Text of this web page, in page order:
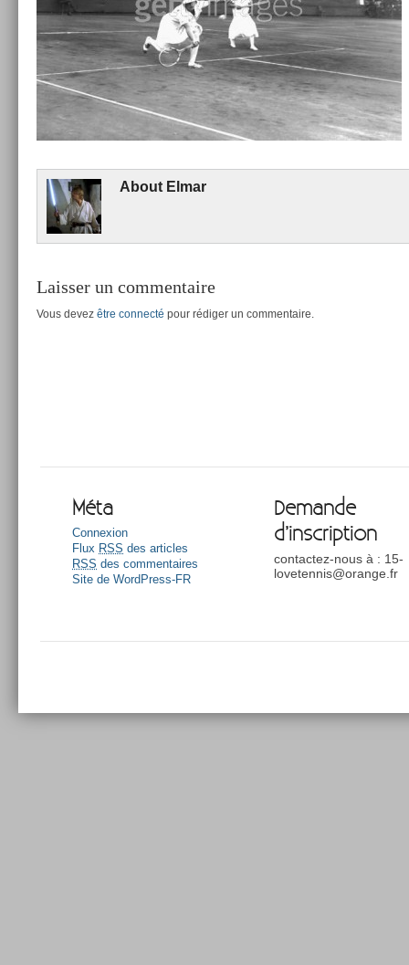
About Elmar
Laisser un commentaire
Vous devez être connecté pour rédiger un commentaire.
Méta
Connexion
Flux RSS des articles
RSS des commentaires
Site de WordPress-FR
Demande
d’inscription
contactez-nous à : 15-
lovetennis@orange.fr